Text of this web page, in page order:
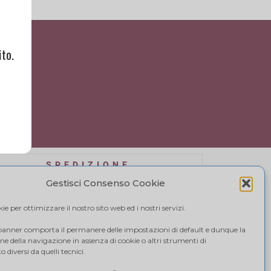
Gestisci Consenso Cookie
per ottimizzare il nostro sito web ed i nostri servizi.
comporta il permanere delle impostazioni di default e dunque la
della navigazione in assenza di cookie o altri strumenti di
diversi da quelli tecnici.
SPEDIZIONE
carrello.